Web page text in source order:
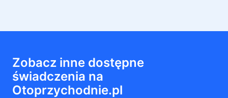
Zobacz inne dostępne
świadczenia na
Otoprzychodnie.pl